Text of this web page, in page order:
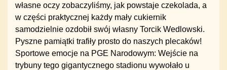
własne oczy zobaczyliśmy, jak powstaje czekolada, a
w części praktycznej każdy mały cukiernik
samodzielnie ozdobił swój własny Torcik Wedlowski.
Pyszne pamiątki trafiły prosto do naszych plecaków!
Sportowe emocje na PGE Narodowym: Wejście na
trybuny tego gigantycznego stadionu wywołało u